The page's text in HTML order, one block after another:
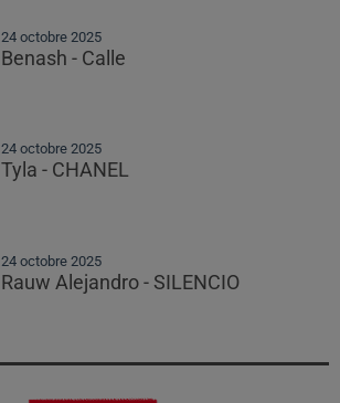
24 octobre 2025
Benash - Calle
24 octobre 2025
Tyla - CHANEL
24 octobre 2025
Rauw Alejandro - SILENCIO